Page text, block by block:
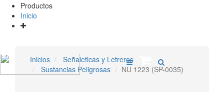
Productos
Inicio
Inicios
Señaleticas y Letreros
Sustancias Peligrosas
NU 1223 (SP-0035)